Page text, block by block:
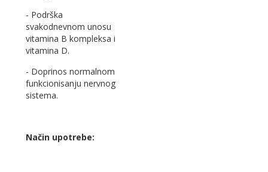
- Podrška
svakodnevnom unosu
vitamina B kompleksa i
vitamina D.
- Doprinos normalnom
funkcionisanju nervnog
sistema.
Način upotrebe: